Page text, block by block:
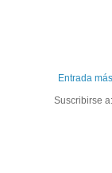
Entrada
Suscribirse a: